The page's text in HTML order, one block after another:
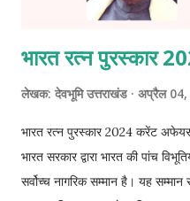
भारत रत्न पुरस्कार
लेखक: देवभूमि उत्तराखंड अप्रैल
भारत रत्न पुरस्कार 2024 करेंट
भारत सरकार द्वारा भारत की पांच
सर्वोच्च नागरिक सम्मान है। यह